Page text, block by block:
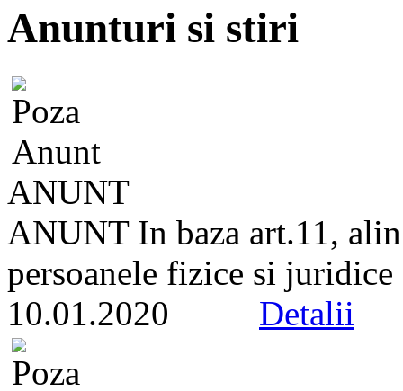
Anunturi si stiri
ANUNT
ANUNT In baza art.11,
persoanele fizice si
10.01.2020 Detalii